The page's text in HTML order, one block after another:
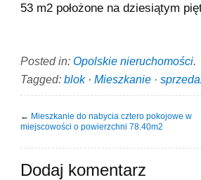
53 m2 położone na dziesiątym
Posted in: Opolskie nieruchomości.
Tagged: blok· Mieszkanie ·
← Mieszkanie do nabycia cztero pokojowe w
miejscowości o powierzchni 78.40m2
Dodaj komentarz